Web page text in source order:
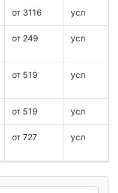
от 3116 усл
от 249 усл
от 519 усл
от 519 усл
от 727 усл